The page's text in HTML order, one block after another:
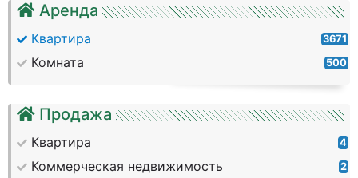
Аренда
Квартира 3671
Комната 500
Продажа
Квартира 4
Коммерческая недвижимость 2